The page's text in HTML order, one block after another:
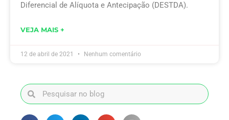
Diferencial de Alíquota e Antecipação (DESTDA).
VEJA MAIS +
12 de abril de 2021 Nenhum comentário